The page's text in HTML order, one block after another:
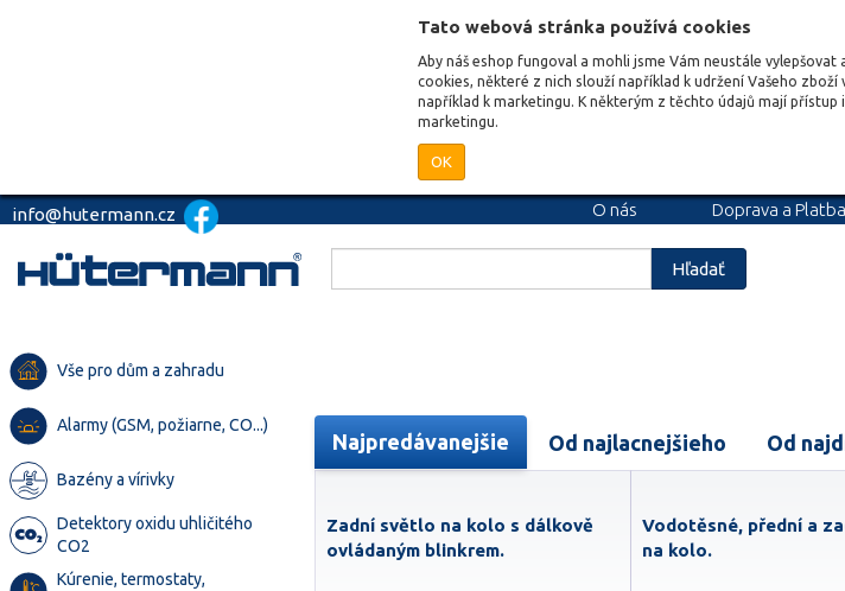
Tato webová stránka používá cookies
Aby náš eshop fungoval a mohli jsme Vám neustále
cookies, některé z nich slouží například k udržení Vašeho
například k marketingu. K některým z těchto údajů mají
marketingu.
OK
info@hutermann.cz O nás Doprava a Platba
Hľadať
Vše pro dům a zahradu
Alarmy (GSM, požiarne, CO...)
Bazény a vírivky
Detektory oxidu uhličitého
CO2
Kúrenie, termostaty,
Najpredávanejšie Od najlacnejšieho Od
Zadní světlo na kolo s dálkově
ovládaným blinkrem.
Vodotěsné, přední a
na kolo.